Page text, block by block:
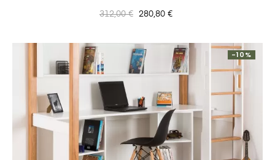
Prix
312,00 € Prix
280,80 €
-10%